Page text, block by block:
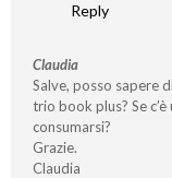
Reply
Claudia
Salve, posso sapere
trio book plus? Se
consumarsi?
Grazie.
Claudia